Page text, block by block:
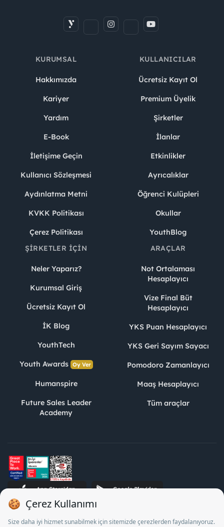
KURUMSAL
Hakkımızda
Kariyer
Yardım
E-Book
İletişime Geçin
Kullanıcı Sözleşmesi
Aydınlatma Metni
KVKK Politikası
Çerez Politikası
KULLANICILAR
Ücretsiz Kayıt Ol
Premium Üyelik
Şirketler
İlanlar
Etkinlikler
Ayrıcalıklar
Öğrenci Kulüpleri
Okullar
YouthBlog
ŞIRKETLER İÇIN
Neler Yaparız?
Kurumsal Giriş
Ücretsiz Kayıt Ol
İK Blog
YouthTech
Youth Awards Oy Ver
Humanspire
Future Sales Leader
Academy
ARAÇLAR
Not Ortalaması
Hesaplayıcı
Vize Final Büt
Hesaplayıcı
YKS Puan Hesaplayıcı
YKS Geri Sayım Sayacı
Pomodoro Zamanlayıcı
Maaş Hesaplayıcı
Tüm araçlar